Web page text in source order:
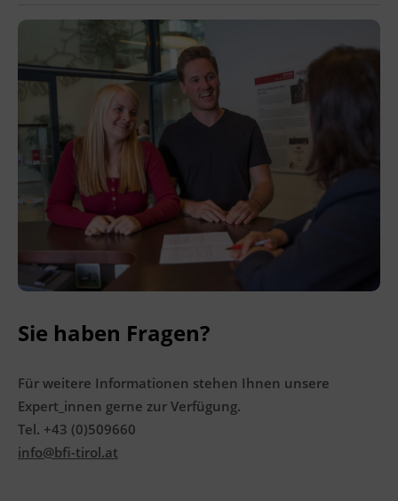
Ingenieurzertifizierung
Deutsch und Integration
Akademisches Studienzentrum
Digitales Lernen
BFI Reutte
BFI Schwaz
Sie haben Fragen?
Für weitere Informationen stehen Ihnen unsere
Expert_innen gerne zur Verfügung.
Tel. +43 (0)509660
info@bfi-tirol.at